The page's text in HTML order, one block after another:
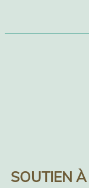
SOUTIEN